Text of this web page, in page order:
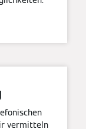
vermitteln